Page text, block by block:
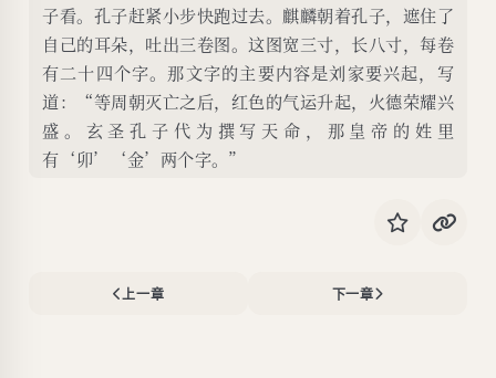
子看。孔子赶紧小步快跑过去。麒麟朝着孔子，遮住了
自己的耳朵，吐出三卷图。这图宽三寸，长八寸，每卷
有二十四个字。那文字的主要内容是刘家要兴起，写
道：“等周朝灭亡之后，红色的气运升起，火德荣耀兴
盛。玄圣孔子代为撰写天命，那皇帝的姓里
有‘卯’‘金’两个字。”
上一章 下一章